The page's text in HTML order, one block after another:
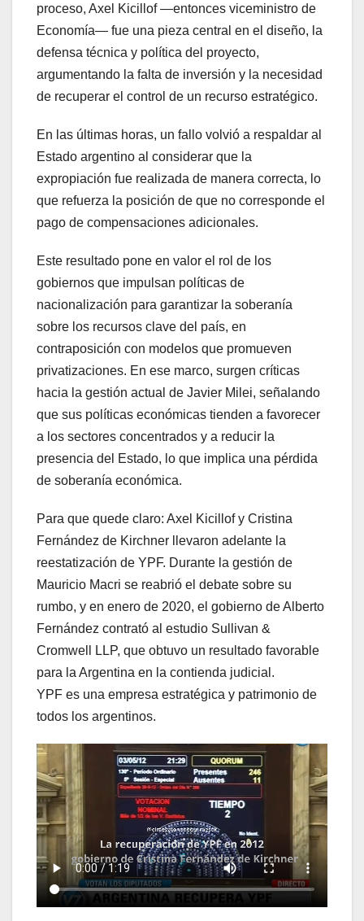
proceso, Axel Kicillof —entonces viceministro de
Economía— fue una pieza central en el diseño, la
defensa técnica y política del proyecto,
argumentando la falta de inversión y la necesidad
de recuperar el control de un recurso estratégico.
En las últimas horas, un fallo volvió a respaldar al
Estado argentino al considerar que la
expropiación fue realizada de manera correcta, lo
que refuerza la posición de que no corresponde el
pago de compensaciones adicionales.
Este resultado pone en valor el rol de los
gobiernos que impulsan políticas de
nacionalización para garantizar la soberanía
sobre los recursos clave del país, en
contraposición con modelos que promueven
privatizaciones. En ese marco, surgen críticas
hacia la gestión actual de Javier Milei, señalando
que sus políticas económicas tienden a favorecer
a los sectores concentrados y a reducir la
presencia del Estado, lo que implica una pérdida
de soberanía económica.
Para que quede claro: Axel Kicillof y Cristina
Fernández de Kirchner llevaron adelante la
reestatización de YPF. Durante la gestión de
Mauricio Macri se reabrió el debate sobre su
rumbo, y en enero de 2020, el gobierno de Alberto
Fernández contrató al estudio Sullivan &
Cromwell LLP, que obtuvo un resultado favorable
para la Argentina en la contienda judicial.
YPF es una empresa estratégica y patrimonio de
todos los argentinos.